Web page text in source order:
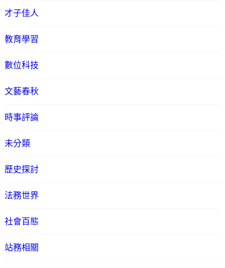
才子佳人
教育學習
數位科技
文藝春秋
時事評論
未分類
歷史探討
法務世界
社會百態
站務相關